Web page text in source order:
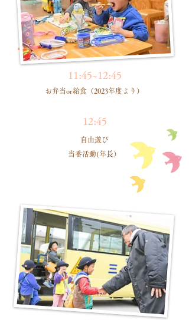
11:45~12:45
お弁当or給食（2023年度より）
12:45
自由遊び
当番活動(年長）